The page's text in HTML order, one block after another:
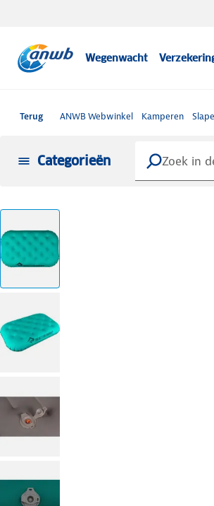
Wegenwacht
Terug ANWB Webwinkel Kamperen
Categorieën